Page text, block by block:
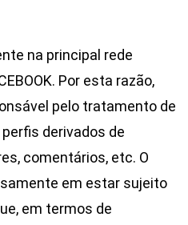
na principal rede
Por esta razão,
pelo tratamento de
derivados de
comentários, etc. O
em estar sujeito
em termos de